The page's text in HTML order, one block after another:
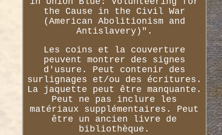
the Cause in the Civil War
(American Abolitionism and
Antislavery)".
Les coins et la couverture
peuvent montrer des signes
d'usure. Peut contenir des
surlignages et/ou des écritures.
La jaquette peut être manquante.
Peut ne pas inclure les
matériaux supplémentaires. Peut
être un ancien livre de
bibliothèque.